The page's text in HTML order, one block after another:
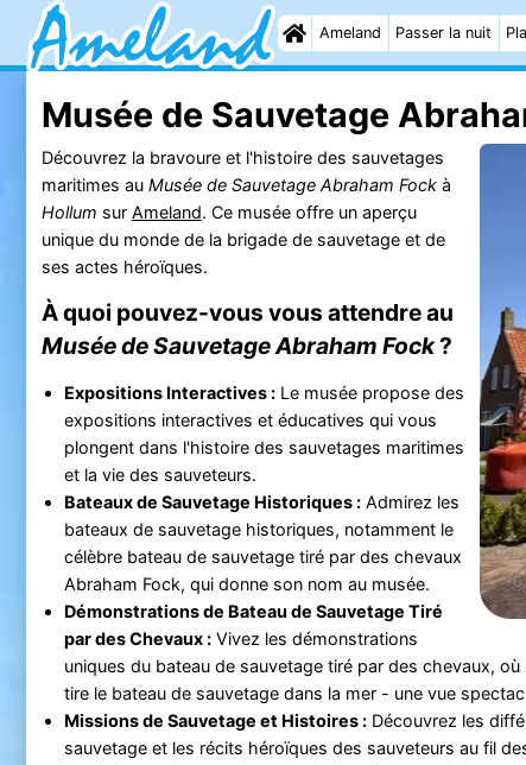
Ameland Passer la nuit
Musée de Sauvetage
Découvrez la bravoure et l'histoire des sauvetages
maritimes au Musée de Sauvetage Abraham Fockà
Hollum sur Ameland. Ce musée offre un aperçu
unique du monde de la brigade de sauvetage et de
ses actes héroïques.
À quoi pouvez-vous vous attendre au
Musée de Sauvetage Abraham Fock?
Expositions Interactives :Le musée propose des
expositions interactives et éducatives qui vous
plongent dans l'histoire des sauvetages maritimes
et la vie des sauveteurs.
Bateaux de Sauvetage Historiques :Admirez les
bateaux de sauvetage historiques, notamment le
célèbre bateau de sauvetage tiré par des chevaux
Abraham Fock, qui donne son nom au musée.
Démonstrations de Bateau de Sauvetage Tiré
par des Chevaux :Vivez les démonstrations
uniques du bateau de sauvetage tiré par des chevaux,
tire le bateau de sauvetage dans la mer - une vue
Missions de Sauvetage et Histoires :Découvrez les
sauvetage et les récits héroïques des sauveteurs au fil